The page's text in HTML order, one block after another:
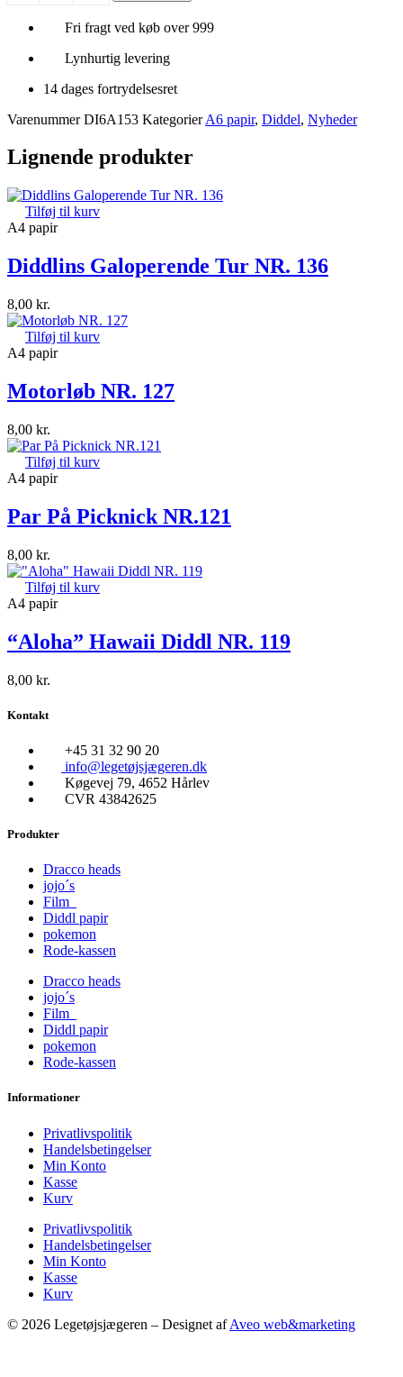
antal
Fri fragt ved køb over 999
Lynhurtig levering
14 dages fortrydelsesret
VarenummerDI6A153 Kategorier A6 papir, Diddel, Nyheder
Lignende produkter
Tilføj til kurv
A4 papir
Diddlins Galoperende Tur NR. 136
8,00 kr.
Tilføj til kurv
A4 papir
Motorløb NR. 127
8,00 kr.
Tilføj til kurv
A4 papir
Par På Picknick NR.121
8,00 kr.
Tilføj til kurv
A4 papir
“Aloha” Hawaii Diddl NR. 119
8,00 kr.
Kontakt
+45 31 32 90 20
info@legetøjsjægeren.dk
Køgevej 79, 4652 Hårlev
CVR 43842625
Produkter
Dracco heads
jojo´s
Film
Diddl papir
pokemon
Rode-kassen
Dracco heads
jojo´s
Film
Diddl papir
pokemon
Rode-kassen
Informationer
Privatlivspolitik
Handelsbetingelser
Min Konto
Kasse
Kurv
Privatlivspolitik
Handelsbetingelser
Min Konto
Kasse
Kurv
© 2026 Legetøjsjægeren – Designet afAveo web&marketing